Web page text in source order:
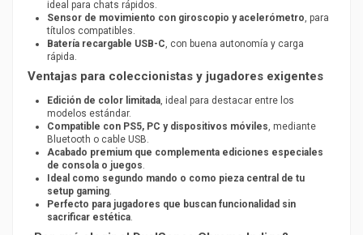
ideal para chats rápidos.
Sensor de movimiento con giroscopio y acelerómetro, para
títulos compatibles.
Batería recargable USB-C, con buena autonomía y carga
rápida.
Ventajas para coleccionistas y jugadores exigentes
Edición de color limitada, ideal para destacar entre los
modelos estándar.
Compatible con PS5, PC y dispositivos móviles, mediante
Bluetooth o cable USB.
Acabado premium que complementa ediciones especiales
de consola o juegos.
Ideal como segundo mando o como pieza central de tu
setup gaming.
Perfecto para jugadores que buscan funcionalidad sin
sacrificar estética.